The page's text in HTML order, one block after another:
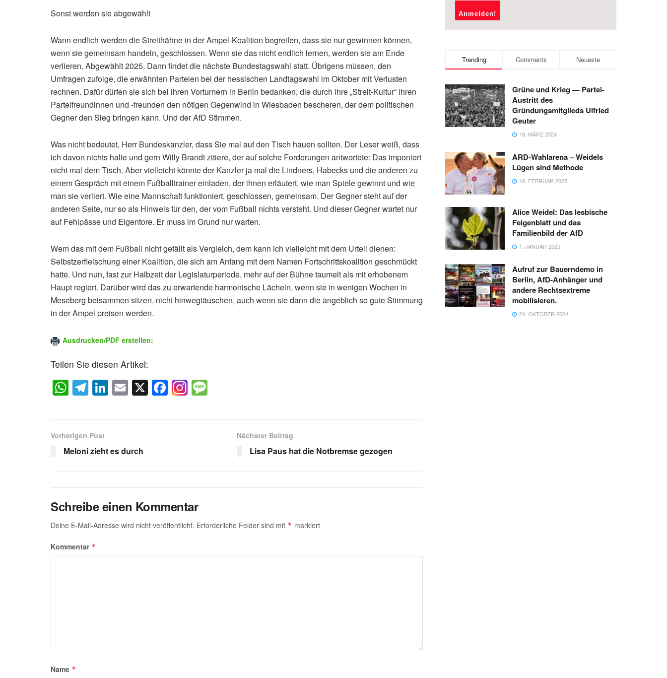
Sonst werden sie abgewählt
Wann endlich werden die Streithähne in der Ampel-Koalition begreifen, dass sie nur gewinnen können,
wenn sie gemeinsam handeln, geschlossen. Wenn sie das nicht endlich lernen, werden sie am Ende
verlieren. Abgewählt 2025. Dann findet die nächste Bundestagswahl statt. Übrigens müssen, den
Umfragen zufolge, die erwähnten Parteien bei der hessischen Landtagswahl im Oktober mit Verlusten
rechnen. Dafür dürfen sie sich bei ihren Vorturnern in Berlin bedanken, die durch ihre „Streit-Kultur“ ihren
Parteifreundinnen und -freunden den nötigen Gegenwind in Wiesbaden bescheren, der dem politischen
Gegner den Sieg bringen kann. Und der AfD Stimmen.
Was nicht bedeutet, Herr Bundeskanzler, dass Sie mal auf den Tisch hauen sollten. Der Leser weiß, dass
ich davon nichts halte und gern Willy Brandt zitiere, der auf solche Forderungen antwortete: Das imponiert
nicht mal dem Tisch. Aber vielleicht könnte der Kanzler ja mal die Lindners, Habecks und die anderen zu
einem Gespräch mit einem Fußballtrainer einladen, der ihnen erläutert, wie man Spiele gewinnt und wie
man sie verliert. Wie eine Mannschaft funktioniert, geschlossen, gemeinsam. Der Gegner steht auf der
anderen Seite, nur so als Hinweis für den, der vom Fußball nichts versteht. Und dieser Gegner wartet nur
auf Fehlpässe und Eigentore. Er muss im Grund nur warten.
Wem das mit dem Fußball nicht gefällt als Vergleich, dem kann ich vielleicht mit dem Urteil dienen:
Selbstzerfleischung einer Koalition, die sich am Anfang mit dem Namen Fortschrittskoalition geschmückt
hatte. Und nun, fast zur Halbzeit der Legislaturperiode, mehr auf der Bühne taumelt als mit erhobenem
Haupt regiert. Darüber wird das zu erwartende harmonische Lächeln, wenn sie in wenigen Wochen in
Meseberg beisammen sitzen, nicht hinwegtäuschen, auch wenn sie dann die angeblich so gute Stimmung
in der Ampel preisen werden.
Ausdrucken/PDF erstellen:
Teilen Sie diesen Artikel:
W
h
s
A
T
el
gr
a
Li
n
dI
E
m
X F
a
k
Vorherigen Post
Meloni zieht es durch
Nächster Beitrag
Lisa Paus hat die Notbremse gezogen
Schreibe einen Kommentar
Deine E-Mail-Adresse wird nicht veröffentlicht. Erforderliche Felder sind mit * markiert
Kommentar *
Name *
Trending Comments Neueste
Grüne und Krieg — Partei-
Austritt des
Gründungsmitglieds Ulfried
Geuter
18. MÄRZ 2024
ARD-Wahlarena – Weidels
Lügen sind Methode
18. FEBRUAR 2025
Alice Weidel: Das lesbische
Feigenblatt und das
Familienbild der AfD
1. JANUAR 2025
Aufruf zur Bauerndemo in
Berlin, AfD-Anhänger und
andere Rechtsextreme
mobilisieren.
24. OKTOBER 2024